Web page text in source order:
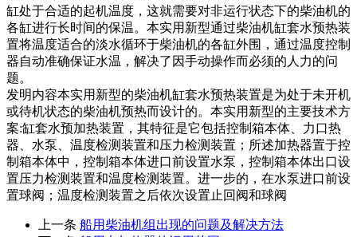
缸处于合适的起机温度，这就需要对非运行状态下的柴油机的
各缸进行长时间的保温。本实用新型通过柴油机缸套水预热装
置将温度适合的淡水循环于柴油机的各缸外围，通过温度控制
器自动准确保证水温，解决了因手动操作而必须的人力的问
题。
发明内容本实用新型的柴油机缸套水预热装置是为处于未开机
或待机状态的柴油机预热而设计的。本实用新型的主要技术方
案:缸套水预加热装置，其特征是它包括控制箱本体、力口热
器、水泵、温度检测装置和压力检测装置；所述加热器置于控
制箱本体中，控制箱本体进口前设置水泵，控制箱本体出口设
置压力检测装置和温度检测装置。进一步的，在水泵进口前设
置球阀；温度检测装置之后依次设置止回阀和球阀
上一条 船用柴油机组出现的问题及解决方法